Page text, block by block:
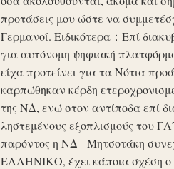
προτάσεις μου ώστε να
Γερμανοί. Ειδικότερα：Επί
για αυτόνομη ψηφιακή
είχα προτείνει για τα Νότια
καρπώθηκαν κέρδη
της ΝΔ, ενώ στον αντίποδα επί
ληστεμένους εξοπλισμούς του
παρόντος η ΝΔ - Μητσοτάκη
ΕΛΛΗΝΙΚΟ, έχει κάποια σχέση ο